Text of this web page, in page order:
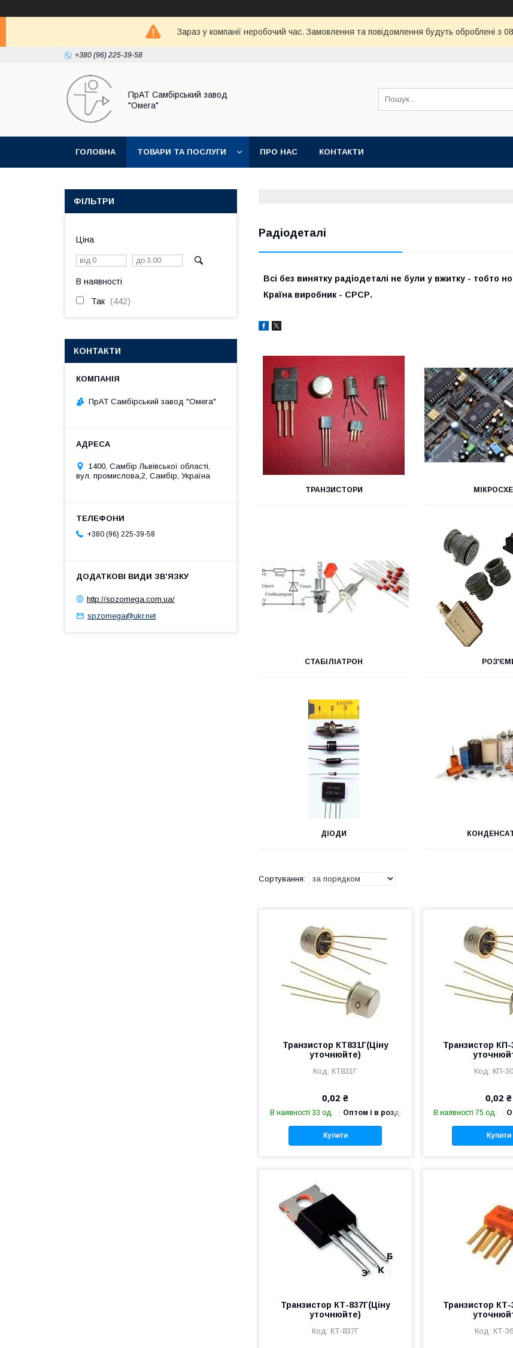
Зараз у компанії неробочий час. Замовлення та повідомлення будуть оброблені з
+380 (96) 225-39-58
ПрАТ Самбірський завод
"Омега"
ГОЛОВНА ТОВАРИ ТА ПОСЛУГИ ПРО НАС КОНТАКТИ
Радіодеталі
Всі без винятку радіодеталі не були у вжитку - тобто
Країна виробник - СРСР.
ТРАНЗИСТОРИ
СТАБІЛІАТРОН
ДІОДИ
Транзистор КТ831Г(Ціну
уточнюйте)
КТ831Г
0,02 ₴
В наявності 33 од. Оптом і в роздріб
Купити
Транзистор КП-
КП-
0,02 ₴
В наявності 75 од.
Купити
Транзистор КТ-837Г(Ціну
уточнюйте)
КТ-837Г
Транзистор КТ-
КТ-
ФІЛЬТРИ
Ціна
В наявності
Так 442
КОНТАКТИ
ПрАТ Самбірський завод "Омега"
1400, Самбір Львівської області,
вул. промислова,2, Самбір, Україна
+380 (96) 225-39-58
http://spzomega.com.ua/
spzomega@ukr.net